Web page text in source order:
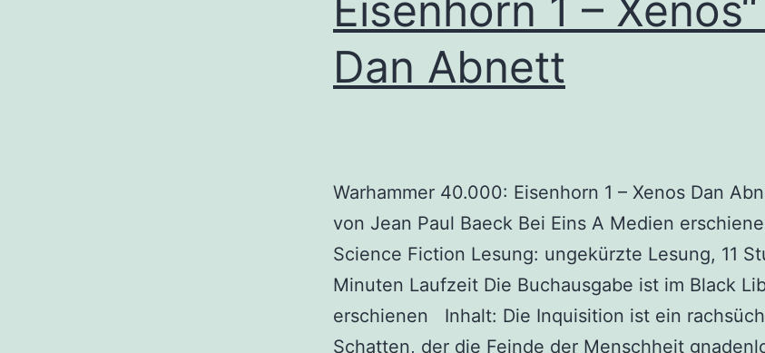
Eisenhorn 1 –
Dan Abnett
Warhammer 40.000: Eisenhorn 1 – Xenos Dan
von Jean Paul Baeck Bei Eins A Medien
Science Fiction Lesung: ungekürzte Lesung, 11
Minuten Laufzeit Die Buchausgabe ist im Black
erschienen Inhalt: Die Inquisition ist ein
Schatten, der die Feinde der Menschheit